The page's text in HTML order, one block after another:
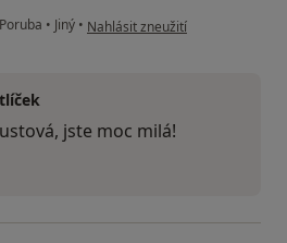
• Jiný • podle názoru uživatele L.Justová
Nahlásit zneužití
jste moc milá!